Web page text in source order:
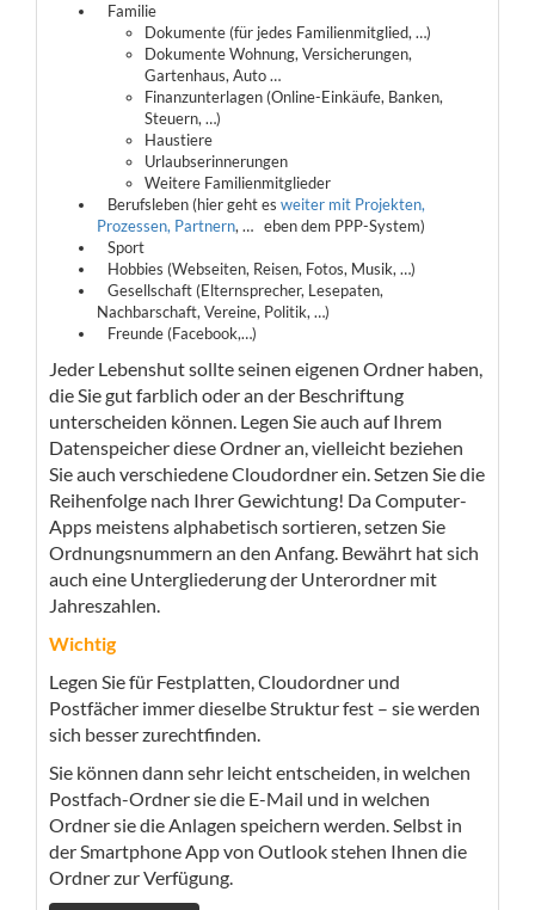
Familie
Dokumente (für jedes Familienmitglied, …)
Dokumente Wohnung, Versicherungen,
Gartenhaus, Auto …
Finanzunterlagen (Online-Einkäufe, Banke​​n,
Steuern, …)
Haustiere
Urlaubserinnerungen
Weitere Familienmitglieder
Berufsleben (hier geht es weiter mit Projekten,
Prozessen, Partnern, … eben dem PPP-System)
Sport
Hobbies (Webseiten, Reisen, Fotos, Musik, …)
Gesellschaft (Elternsprecher, Lesepaten,
Nachbarschaft, Vereine, Politik, …)
Freunde (Facebook,…)
Jeder Lebenshut sollte seinen eigenen Ordner haben,
die Sie gut farblich oder an der Beschriftung
unterscheiden können. Legen Sie auch auf Ihrem
Datenspeicher diese Ordner an, vielleicht beziehen
Sie auch verschiedene Cloudordner ein. Setzen Sie die
Reihenfolge nach Ihrer Gewichtung! Da Computer-
Apps meistens alphabetisch sortieren, setzen Sie
Ordnungsnummern an den Anfang. Bewährt hat sich
auch eine Untergliederung der Unterordner mit
Jahreszahlen.
Wichtig
Legen Sie für Festplatten, Cloudordner und
Postfächer immer dieselbe Struktur fest – sie werden
sich besser zurechtfinden.
Sie können dann sehr leicht entscheiden, in welchen
Postfach-Ordner sie die E-Mail und in welchen
Ordner sie die Anlagen speichern werden. Selbst in
der Smartphone App von Outlook stehen Ihnen die
Ordner zur Verfügung. ​​